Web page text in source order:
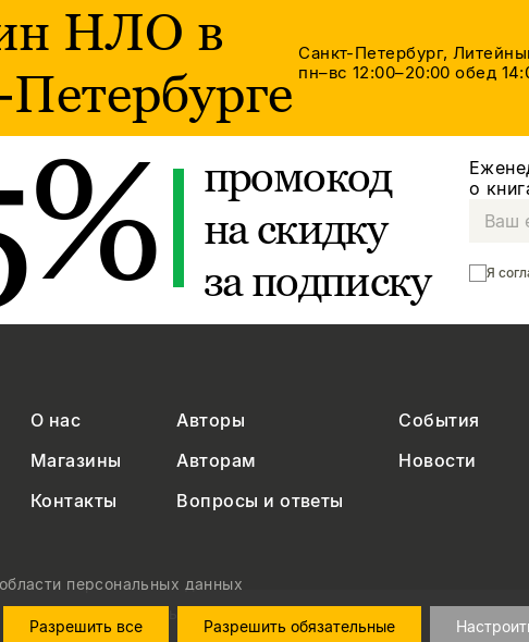
НЛО в
Санкт-Петербург,
пн–вс 12:00–20:00обед
промокод
на скидку
за подписку
о
Я
О нас Авторы
События
Магазины Авторам
Новости
Контакты Вопросы и ответы
персональных данных
обработку персональных данных
Разрешить все Разрешить обязательные